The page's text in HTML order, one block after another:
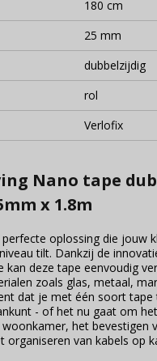
180 cm
25 mm
dubbelzijdig
rol
Verlofix
Nano tape
x 1.8m
oplossing die jouw
tilt. Dankzij de
kan deze tape eenvoudig
zoals glas, metaal,
dat je met één soort tape
- of het nu gaat om
het bevestigen
organiseren van kabels op